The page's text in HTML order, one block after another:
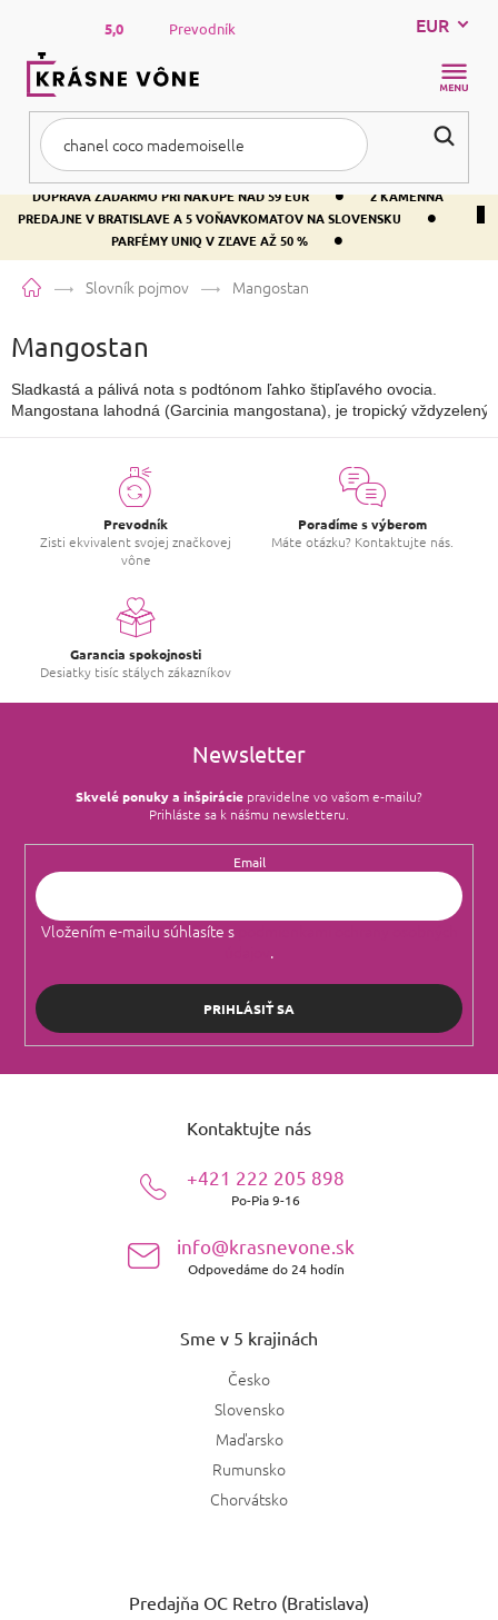
obsah
DOPRAVA ZADARMO PRI NÁKUPE NAD 59 EUR •
2 KAMENNÁ
PREDAJNE V BRATISLAVE A 5 VOŇAVKOMATOV NA SLOVENSKU
•
PARFÉMY UNIQ V ZĽAVE AŽ 50 % •
5,0 Prevodník EUR
DomovSlovník pojmov Mangostan
Mangostan
Sladkastá a pálivá nota s podtónom ľahko štipľavého ovocia.
Mangostana lahodná (Garcinia mangostana), je tropický
Prevodník
Zisti ekvivalent svojej značkovej
vône
Poradíme s výberom
Máte otázku? Kontaktujte nás.
Garancia spokojnosti
Desiatky tisíc stálych zákazníkov
Newsletter
Skvelé ponuky a inšpirácie pravidelne vo vašom e‑mailu?
Prihláste sa k nášmu newsletteru.
Email
Vložením e-mailu súhlasíte s
.
PRIHLÁSIŤ SA
Kontaktujte nás
+421 222 205 898
Po-Pia 9-16
info@krasnevone.sk
Odpovedáme do 24 hodín
Sme v 5 krajinách
Česko
Slovensko
Maďarsko
Rumunsko
Chorvátsko
Predajňa OC Retro (Bratislava)